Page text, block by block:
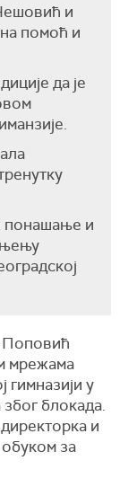
и
помоћ и
да је
понашање и
Поповић
мрежама
гимназији у
блокада.
и
за